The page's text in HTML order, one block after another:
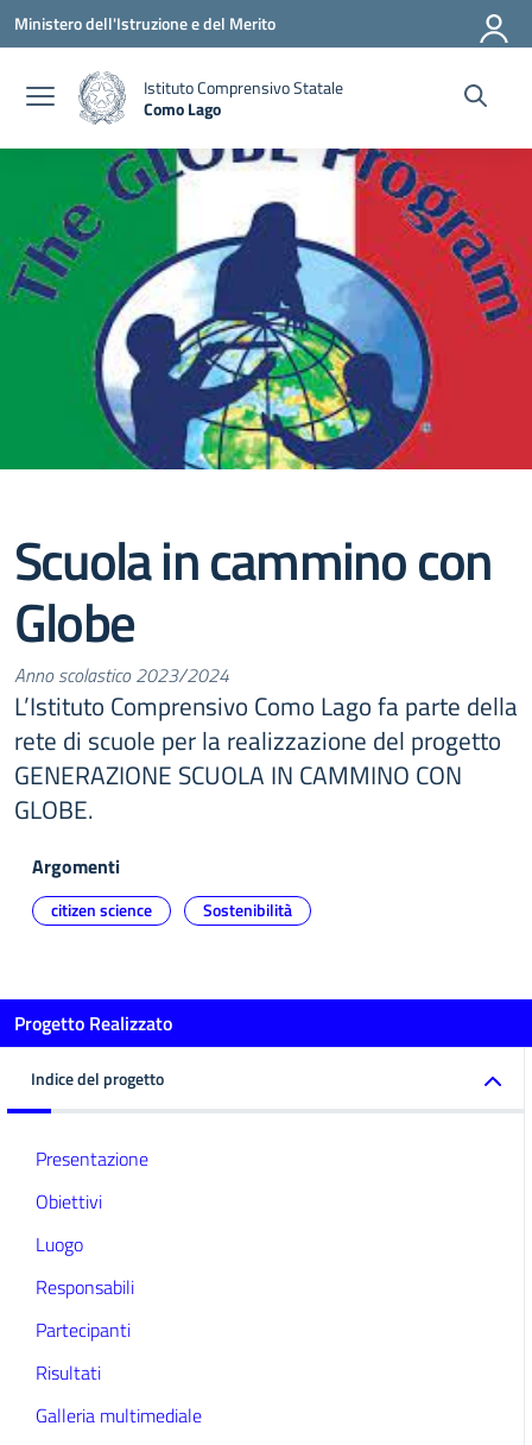
Vai ai contenuti
Vai al menu di navigazione
Vai al footer
Ministero dell'Istruzione e del Merito
Istituto Comprensivo Statale
Como Lago
— Visita la pagina iniziale della scuola
Scuola in cammino con
Globe
Anno scolastico 2023/2024
L’Istituto Comprensivo Como Lago fa parte della
rete di scuole per la realizzazione del progetto
GENERAZIONE SCUOLA IN CAMMINO CON
GLOBE.
Argomenti
citizen science Sostenibilità
Progetto Realizzato
Indice del progetto
Presentazione
Obiettivi
Luogo
Responsabili
Partecipanti
Risultati
Galleria multimediale